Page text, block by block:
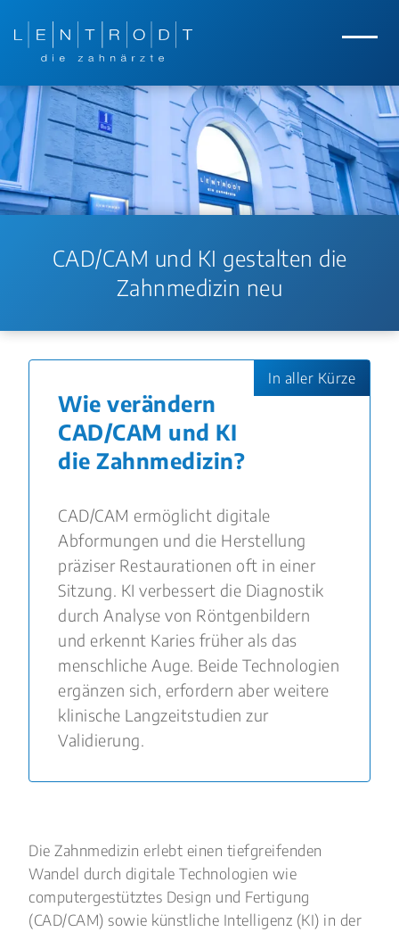
Menü
CAD/CAM und KI gestalten die
Zahnmedizin neu
In aller Kürze
Wie verändern
CAD/CAM und KI
die Zahnmedizin?
CAD/CAM ermöglicht digitale
Abformungen und die Herstellung
präziser Restaurationen oft in einer
Sitzung. KI verbessert die Diagnostik
durch Analyse von Röntgenbildern
und erkennt Karies früher als das
menschliche Auge. Beide Technologien
ergänzen sich, erfordern aber weitere
klinische Langzeitstudien zur
Validierung.
Die Zahnmedizin erlebt einen tiefgreifenden
Wandel durch digitale Technologien wie
computergestütztes Design und Fertigung
(CAD/CAM) sowie künstliche Intelligenz (KI) in der